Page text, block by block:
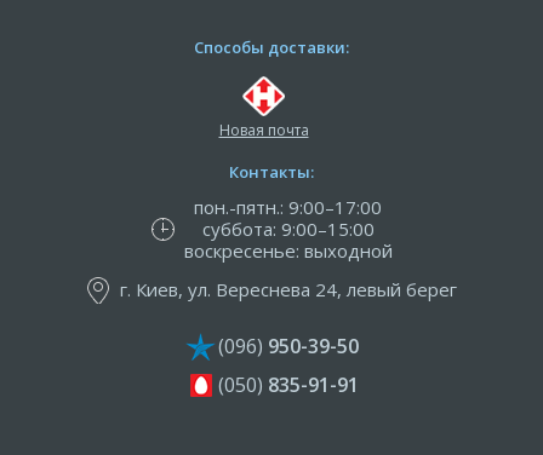
Способы доставки:
Новая почта
Контакты:
пон.-пятн.: 9:00–17:00
суббота: 9:00–15:00
воскресенье: выходной
г. Киев, ул. Вереснева 24, левый берег
(096) 950-39-50
(050) 835-91-91